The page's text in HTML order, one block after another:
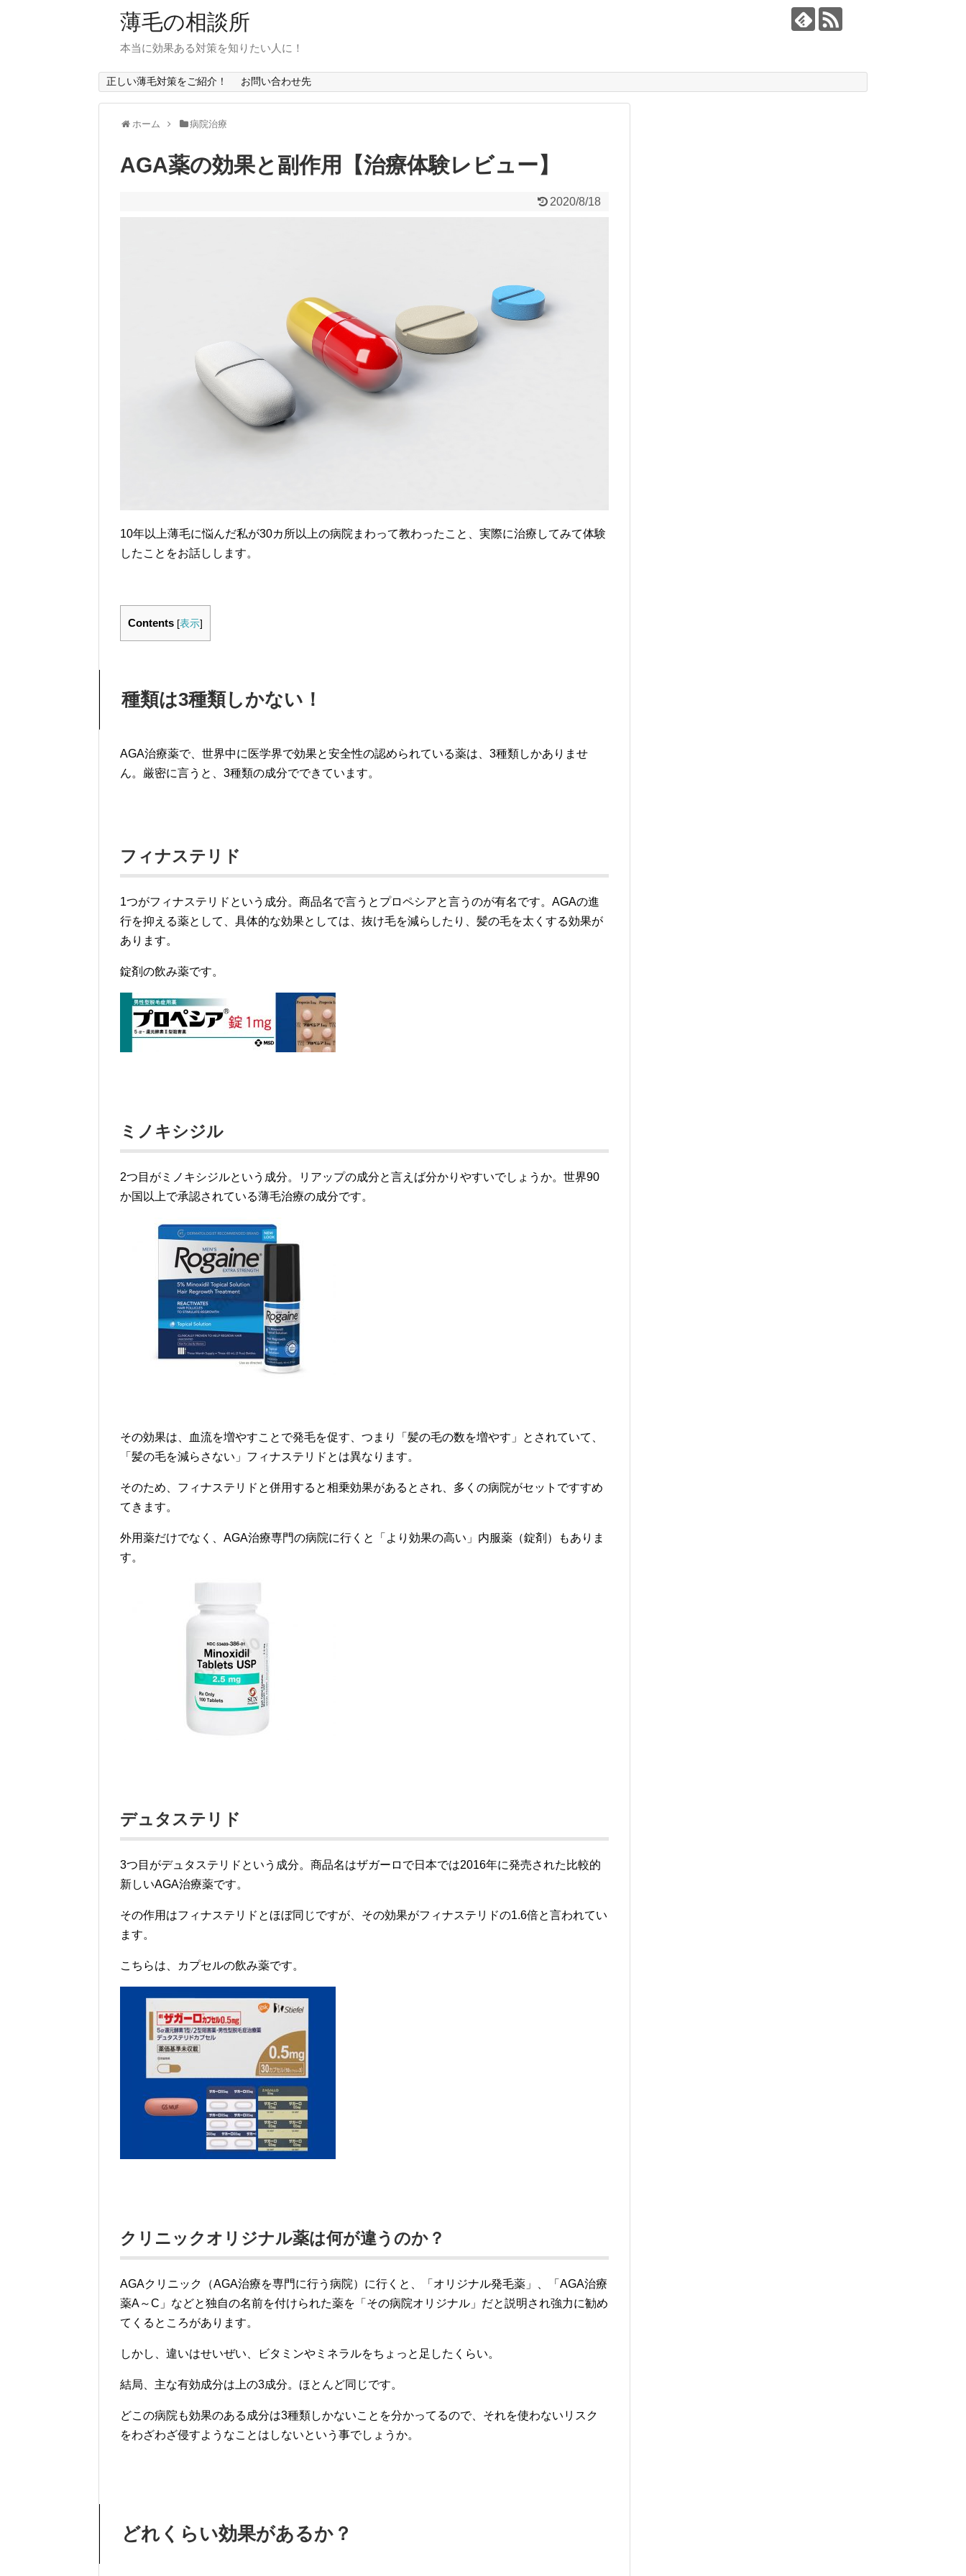
薄毛の相談所
本当に効果ある対策を知りたい人に！
正しい薄毛対策をご紹介！ お問い合わせ先
ホーム 病院治療
AGA薬の効果と副作用【治療体験レビュー】
2020/8/18
10年以上薄毛に悩んだ私が30カ所以上の病院まわって教わったこと、実際に治療してみて体験
したことをお話しします。
Contents [表示]
種類は3種類しかない！
AGA治療薬で、世界中に医学界で効果と安全性の認められている薬は、3種類しかありませ
ん。厳密に言うと、3種類の成分でできています。
フィナステリド
1つがフィナステリドという成分。商品名で言うとプロペシアと言うのが有名です。AGAの進
行を抑える薬として、具体的な効果としては、抜け毛を減らしたり、髪の毛を太くする効果が
あります。
錠剤の飲み薬です。
ミノキシジル
2つ目がミノキシジルという成分。リアップの成分と言えば分かりやすいでしょうか。世界90
か国以上で承認されている薄毛治療の成分です。
その効果は、血流を増やすことで発毛を促す、つまり「髪の毛の数を増やす」とされていて、
「髪の毛を減らさない」フィナステリドとは異なります。
そのため、フィナステリドと併用すると相乗効果があるとされ、多くの病院がセットですすめ
てきます。
外用薬だけでなく、AGA治療専門の病院に行くと「より効果の高い」内服薬（錠剤）もありま
す。
デュタステリド
3つ目がデュタステリドという成分。商品名はザガーロで日本では2016年に発売された比較的
新しいAGA治療薬です。
その作用はフィナステリドとほぼ同じですが、その効果がフィナステリドの1.6倍と言われてい
ます。
こちらは、カプセルの飲み薬です。
クリニックオリジナル薬は何が違うのか？
AGAクリニック（AGA治療を専門に行う病院）に行くと、「オリジナル発毛薬」、「AGA治療
薬A～C」などと独自の名前を付けられた薬を「その病院オリジナル」だと説明され強力に勧め
てくるところがあります。
しかし、違いはせいぜい、ビタミンやミネラルをちょっと足したくらい。
結局、主な有効成分は上の3成分。ほとんど同じです。
どこの病院も効果のある成分は3種類しかないことを分かってるので、それを使わないリスク
をわざわざ侵すようなことはしないという事でしょうか。
どれくらい効果があるか？